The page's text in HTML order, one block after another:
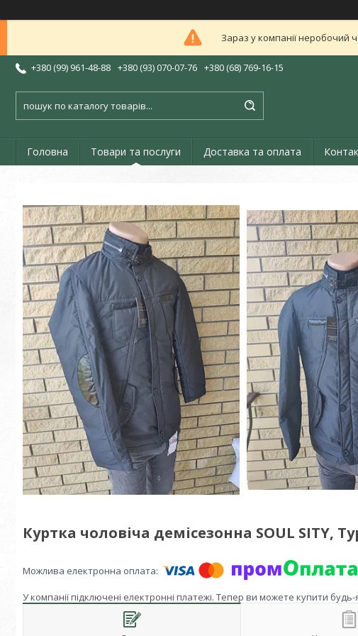
Зараз у компанії неробочий
+380 (99) 961-48-88 +380 (93) 070-07-76 +380 (68) 769-16-15
Головна Товари та послуги Доставка та оплата
Куртка чоловіча демісезонна SOUL SITY,
У компанії підключені електронні платежі. Тепер ви можете купити